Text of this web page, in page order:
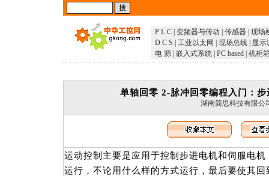
P L C 变频器与传动 传感器 现场
D C S
工业以太网 现场总线
显示
电 源 嵌入式系统 PC based 机柜
单轴回零 2-脉冲回零编程入门：
湖南简思科技有限公
运动控制主要是应用于控制步进电机和伺服电
运行，不论用什么样的方式运行，最后要使其